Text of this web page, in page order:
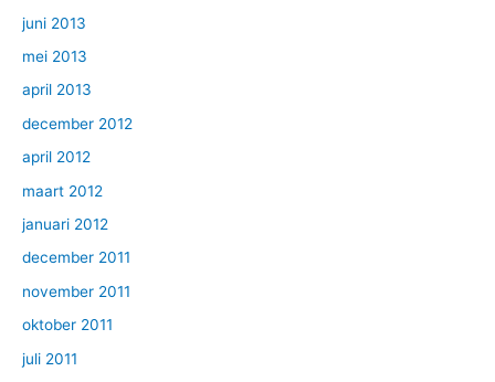
juni 2013
mei 2013
april 2013
december 2012
april 2012
maart 2012
januari 2012
december 2011
november 2011
oktober 2011
juli 2011